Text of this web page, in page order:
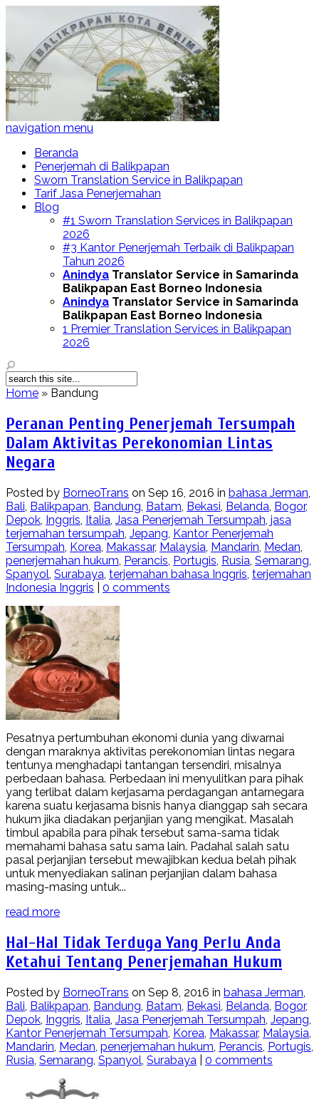
navigation menu
Beranda
Penerjemah di Balikpapan
Sworn Translation Service in Balikpapan
Tarif Jasa Penerjemahan
Blog
#1 Sworn Translation Services in Balikpapan
2026
#3 Kantor Penerjemah Terbaik di Balikpapan
Tahun 2026
Anindya Translator Service in Samarinda
Balikpapan East Borneo Indonesia
Anindya Translator Service in Samarinda
Balikpapan East Borneo Indonesia
1 Premier Translation Services in Balikpapan
2026
Home » Bandung
Peranan Penting Penerjemah Tersumpah
Dalam Aktivitas Perekonomian Lintas
Negara
Posted by BorneoTrans on Sep 16, 2016 in bahasa Jerman,
Bali, Balikpapan, Bandung, Batam, Bekasi, Belanda, Bogor,
Depok, Inggris, Italia, Jasa Penerjemah Tersumpah, jasa
terjemahan tersumpah, Jepang, Kantor Penerjemah
Tersumpah, Korea, Makassar, Malaysia, Mandarin, Medan,
penerjemahan hukum, Perancis, Portugis, Rusia, Semarang,
Spanyol, Surabaya, terjemahan bahasa Inggris, terjemahan
Indonesia Inggris
0 comments
Pesatnya pertumbuhan ekonomi dunia yang diwarnai
dengan maraknya aktivitas perekonomian lintas negara
tentunya menghadapi tantangan tersendiri, misalnya
perbedaan bahasa. Perbedaan ini menyulitkan para pihak
yang terlibat dalam kerjasama perdagangan antarnegara
karena suatu kerjasama bisnis hanya dianggap sah secara
hukum jika diadakan perjanjian yang mengikat. Masalah
timbul apabila para pihak tersebut sama-sama tidak
memahami bahasa satu sama lain. Padahal salah satu
pasal perjanjian tersebut mewajibkan kedua belah pihak
untuk menyediakan salinan perjanjian dalam bahasa
masing-masing untuk...
read more
Hal-Hal Tidak Terduga Yang Perlu Anda
Ketahui Tentang Penerjemahan Hukum
Posted by BorneoTrans on Sep 8, 2016 in bahasa Jerman
Bali Balikpapan Bandung Batam Bekasi Belanda Bogor,
Depok Inggris Italia Jasa Penerjemah Tersumpah Jepang
Kantor Penerjemah Tersumpah Korea Makassar, Malaysia
Mandarin Medan penerjemahan hukum Perancis Portugis
Rusia Semarang Spanyol Surabaya 0 comments